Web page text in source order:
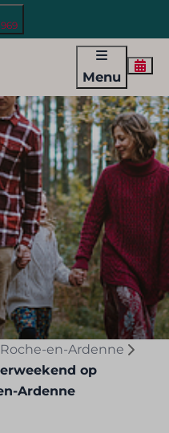
Menu
en-Ardenne
op
Ardenne